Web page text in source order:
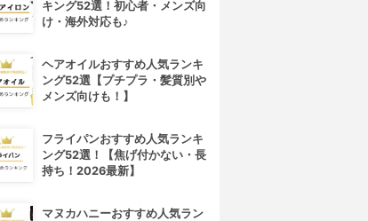
キング52選！初心者・メンズ向
け・海外対応も♪
ヘアオイルおすすめ人気ランキ
ング52選【プチプラ・髪質別や
メンズ向けも！】
フライパンおすすめ人気ランキ
ング52選！【焦げ付かない・長
持ち！2026最新】
マヌカハニーおすすめ人気ラン